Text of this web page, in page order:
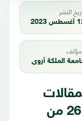
النشر
2023
الملكة أروى
العلمية للنشر في العدد 26 من